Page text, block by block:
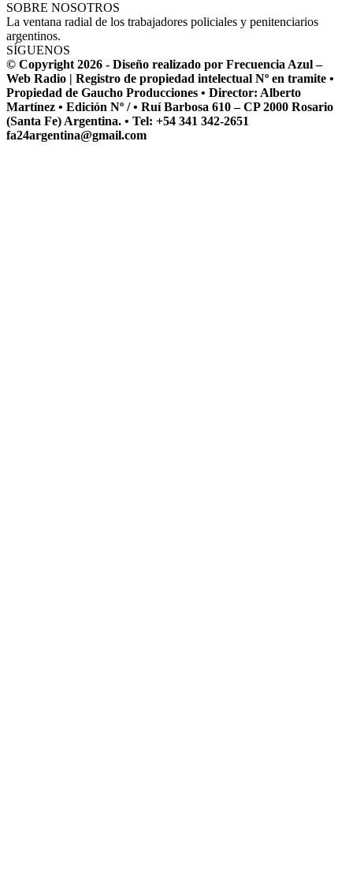
SOBRE NOSOTROS
La ventana radial de los trabajadores policiales y penitenciarios
argentinos.
SÍGUENOS
© Copyright 2026 - Diseño realizado por Frecuencia Azul –
Web Radio | Registro de propiedad intelectual Nº en tramite •
Propiedad de Gaucho Producciones • Director: Alberto
Martínez • Edición Nº / • Ruí Barbosa 610 – CP 2000 Rosario
(Santa Fe) Argentina. • Tel: +54 341 342-2651
fa24argentina@gmail.com